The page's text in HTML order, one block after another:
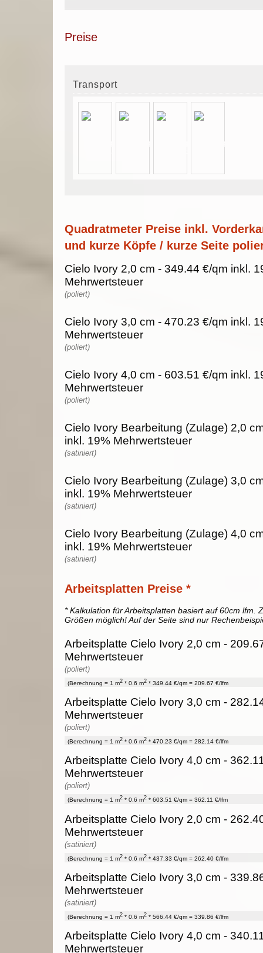
Preise
Transport
Quadratmeter Preise inkl.
und kurze Köpfe / kurze Seite
Cielo Ivory 2,0 cm - 349.44 €/qm inkl.
Mehrwertsteuer
(poliert)
Cielo Ivory 3,0 cm - 470.23 €/qm inkl.
Mehrwertsteuer
(poliert)
Cielo Ivory 4,0 cm - 603.51 €/qm inkl.
Mehrwertsteuer
(poliert)
Cielo Ivory Bearbeitung (Zulage) 2,0
inkl. 19% Mehrwertsteuer
(satiniert)
Cielo Ivory Bearbeitung (Zulage) 3,0
inkl. 19% Mehrwertsteuer
(satiniert)
Cielo Ivory Bearbeitung (Zulage) 4,0
inkl. 19% Mehrwertsteuer
(satiniert)
Arbeitsplatten Preise *
* Kalkulation für Arbeitsplatten basiert auf 60cm lfm.
Größen möglich! Auf der Seite sind nur
Arbeitsplatte Cielo Ivory 2,0 cm -
Mehrwertsteuer
(poliert)
(Berechnung = 1 m2 * 0.6 m2 * 349.44 €/qm = 209.67 €/lfm
Arbeitsplatte Cielo Ivory 3,0 cm -
Mehrwertsteuer
(poliert)
(Berechnung = 1 m2 * 0.6 m2 * 470.23 €/qm = 282.14 €/lfm
Arbeitsplatte Cielo Ivory 4,0 cm -
Mehrwertsteuer
(poliert)
(Berechnung = 1 m2 * 0.6 m2 * 603.51 €/qm = 362.11 €/lfm
Arbeitsplatte Cielo Ivory 2,0 cm -
Mehrwertsteuer
(satiniert)
(Berechnung = 1 m2 * 0.6 m2 * 437.33 €/qm = 262.40 €/lfm
Arbeitsplatte Cielo Ivory 3,0 cm -
Mehrwertsteuer
(satiniert)
(Berechnung = 1 m2 * 0.6 m2 * 566.44 €/qm = 339.86 €/lfm
Arbeitsplatte Cielo Ivory 4,0 cm -
Mehrwertsteuer